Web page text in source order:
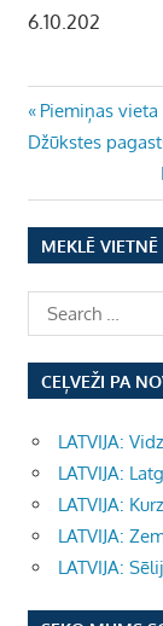
6.10.202
Ziņu
izvēlne
Previous
Post:
Piemiņas
Džūkstes
MEKLĒ VIETNĒ
CEĻVEŽI PA
LATVIJA:
LATVIJA:
LATVIJA:
LATVIJA:
LATVIJA: